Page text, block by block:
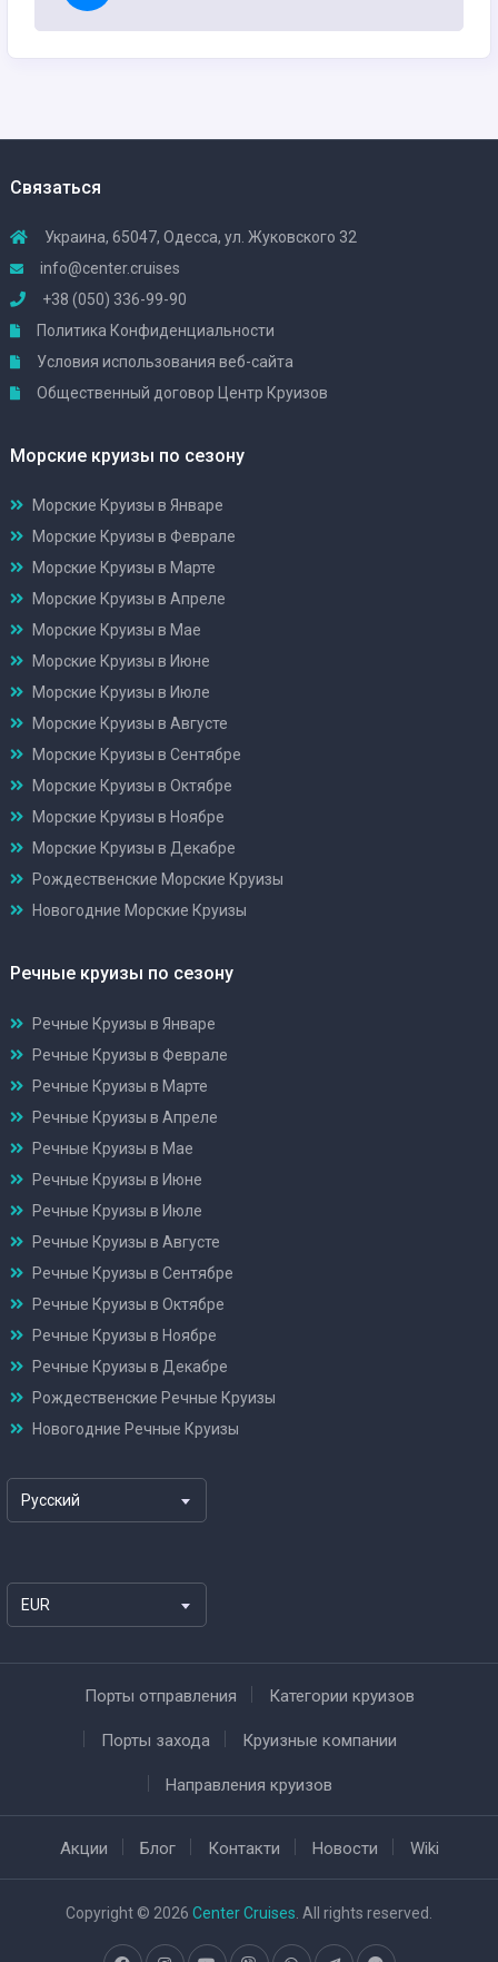
Связаться
Украина, 65047, Одесса, ул. Жуковского 32
info@center.cruises
+38 (050) 336-99-90
Политика Конфиденциальности
Условия использования веб-сайта
Общественный договор Центр Круизов
Морские круизы по сезону
Морские Круизы в Январе
Морские Круизы в Феврале
Морские Круизы в Марте
Морские Круизы в Апреле
Морские Круизы в Мае
Морские Круизы в Июне
Морские Круизы в Июле
Морские Круизы в Августе
Морские Круизы в Сентябре
Морские Круизы в Октябре
Морские Круизы в Ноябре
Морские Круизы в Декабре
Рождественские Морские Круизы
Новогодние Морские Круизы
Речные круизы по сезону
Речные Круизы в Январе
Речные Круизы в Феврале
Речные Круизы в Марте
Речные Круизы в Апреле
Речные Круизы в Мае
Речные Круизы в Июне
Речные Круизы в Июле
Речные Круизы в Августе
Речные Круизы в Сентябре
Речные Круизы в Октябре
Речные Круизы в Ноябре
Речные Круизы в Декабре
Рождественские Речные Круизы
Новогодние Речные Круизы
Русский
EUR
Порты отправления Категории круизов
Порты захода Круизные компании
Направления круизов
Акции Блог Контакти Новости Wiki
Copyright © 2026 Center Cruises . All rights reserved.